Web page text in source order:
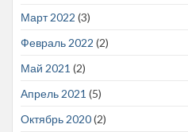
Март 2022 (3)
Февраль 2022 (2)
Май 2021 (2)
Апрель 2021 (5)
Октябрь 2020(2)